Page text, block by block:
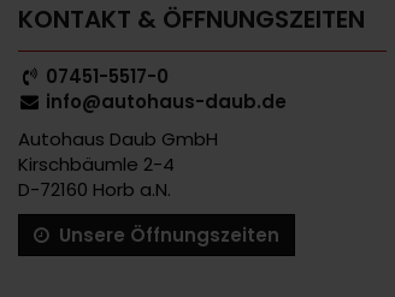
KONTAKT & ÖFFNUNGSZEITEN
07451-5517-0
info@autohaus-daub.de
Autohaus Daub GmbH
Kirschbäumle 2-4
D-72160 Horb a.N.
Unsere Öffnungszeiten